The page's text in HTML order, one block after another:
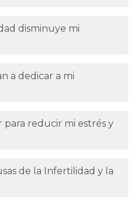
disminuye mi
a dedicar a mi
reducir mi estrés y
de la Infertilidad y la